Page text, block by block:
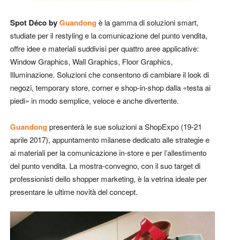
Spot Déco byGuandong è la gamma di soluzioni smart,
studiate per il restyling e la comunicazione del punto vendita,
offre idee e materiali suddivisi per quattro aree applicative:
Window Graphics, Wall Graphics, Floor Graphics,
Illuminazione. Soluzioni che consentono di cambiare il look di
negozi, temporary store, corner e shop-in-shop dalla «testa ai
piedi» in modo semplice, veloce e anche divertente.
Guandong presenterà le sue soluzioni a ShopExpo (19-21
aprile 2017), appuntamento milanese dedicato alle strategie e
ai materiali per la comunicazione in-store e per l’allestimento
del punto vendita. La mostra-convegno, con il suo target di
professionisti dello shopper marketing, è la vetrina ideale per
presentare le ultime novità del concept.